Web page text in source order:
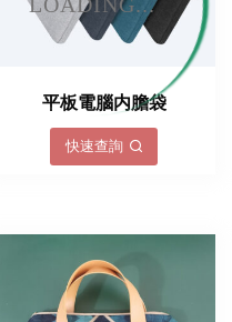
平板電腦内膽袋
快速查詢